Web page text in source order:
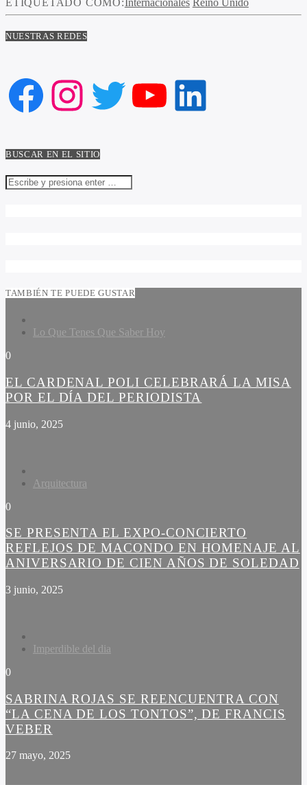
NUESTRAS REDES
Facebook
Instagram
Twitter
YouTube
LinkedIn
BUSCAR EN EL SITIO
TAMBIÉN TE PUEDE GUSTAR
Lo Que Tenes Que Saber Hoy
0
EL CARDENAL POLI CELEBRARÁ LA MISA
POR EL DÍA DEL PERIODISTA
4 junio, 2025
Arquitectura
0
SE PRESENTA EL EXPO-CONCIERTO
REFLEJOS DE MACONDO EN HOMENAJE AL
ANIVERSARIO DE CIEN AÑOS DE SOLEDAD
3 junio, 2025
Imperdible del dia
0
SABRINA ROJAS SE REENCUENTRA CON
“LA CENA DE LOS TONTOS”, DE FRANCIS
VEBER
27 mayo, 2025